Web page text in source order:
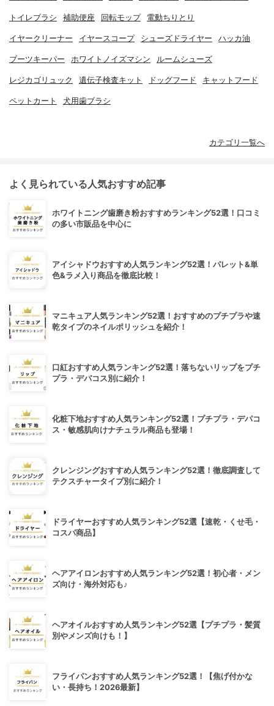
トイレブラシ 補助便座 回転モップ 電動ちりとり
イヤークリーナー イヤースコープ シューズドライヤー ハッカ油
ブーツキーパー ホワイトノイズマシン ルームシューズ
レジカゴリュック 遺伝子検査キット ドッグフード キャットフード
ペットカート 犬用歯ブラシ
カテゴリ一覧へ
よく見られている人気おすすめ記事
ホワイトニング歯磨き粉おすすめランキング52選！口コミ
の多い市販品を中心に
アイシャドウおすすめ人気ランキング52選！パレット&単
色&ラメ入り商品を徹底比較！
マニキュア人気ランキング52選！おすすめのプチプラや速
乾タイプのネイルポリッシュを紹介！
口紅おすすめ人気ランキング52選！落ちないリップをプチ
プラ・デパコス別に紹介！
化粧下地おすすめ人気ランキング52選！プチプラ・デパコ
ス・敏感肌向けナチュラル商品も登場！
クレンジングおすすめ人気ランキング52選！徹底調査して
テクスチャータイプ別に紹介！
ドライヤーおすすめ人気ランキング52選【速乾・くせ毛・
コスパ商品】
ヘアアイロンおすすめ人気ランキング52選！初心者・メン
ズ向け・海外対応も♪
ヘアオイルおすすめ人気ランキング52選【プチプラ・髪質
別やメンズ向けも！】
フライパンおすすめ人気ランキング52選！【焦げ付かな
い・長持ち！2026最新】